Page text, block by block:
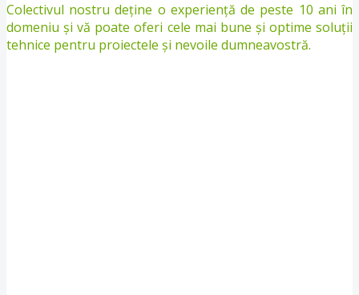
Colectivul nostru deține o experiență de peste 10 ani în
domeniu și vă poate oferi cele mai bune și optime soluții
tehnice pentru proiectele și nevoile dumneavostră.